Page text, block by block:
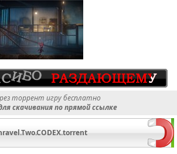
торрент игру бесплатно
скачивания по прямой ссылке